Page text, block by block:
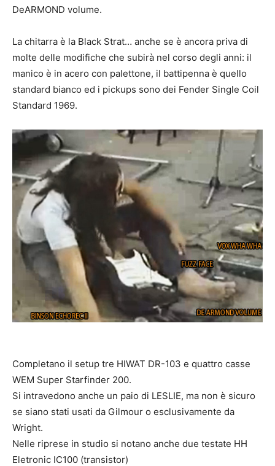
DeARMOND volume.
La chitarra è la Black Strat… anche se è ancora priva di
molte delle modifiche che subirà nel corso degli anni: il
manico è in acero con palettone, il battipenna è quello
standard bianco ed i pickups sono dei Fender Single Coil
Standard 1969.
Completano il setup tre HIWAT DR-103 e quattro casse
WEM Super Starfinder 200.
Si intravedono anche un paio di LESLIE, ma non è sicuro
se siano stati usati da Gilmour o esclusivamente da
Wright.
Nelle riprese in studio si notano anche due testate HH
Eletronic IC100 (transistor)